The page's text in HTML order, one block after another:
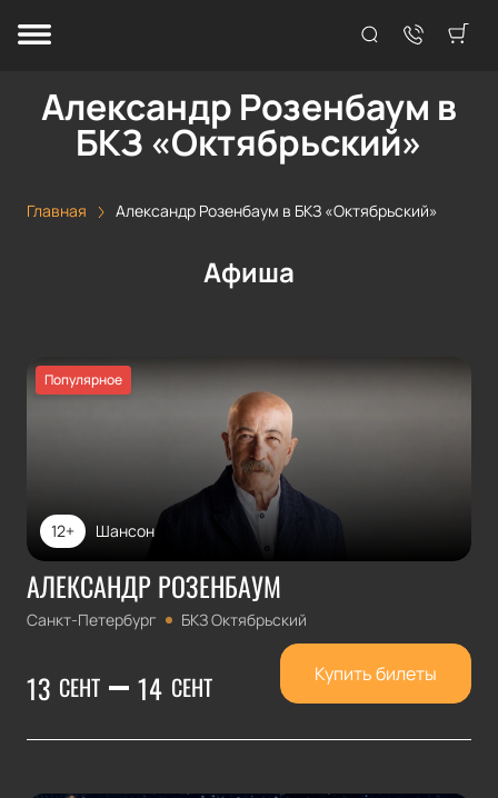
Александр Розенбаум в
БКЗ «Октябрьский»
Главная Александр Розенбаум в БКЗ «Октябрьский»
Афиша
Популярное
Шансон
12+
АЛЕКСАНДР РОЗЕНБАУМ
Санкт-Петербург БКЗ Октябрьский
13 СЕНТ 14 СЕНТ Купить билеты